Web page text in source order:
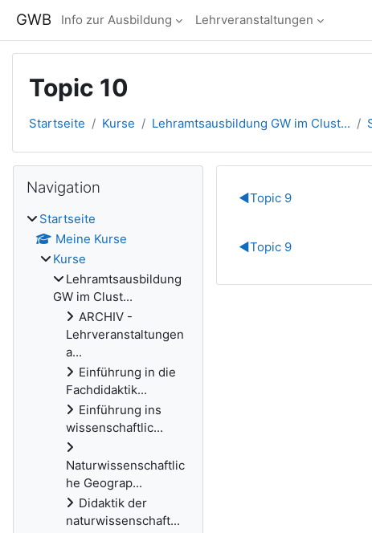
GWB Info zur Ausbildung Lehrveranstaltungen
Topic 10
Startseite Kurse Lehramtsausbildung GW im Clust...
◀︎Topic 9
◀︎Topic 9
Blöcke
Navigation
Startseite
Meine Kurse
Kurse
Lehramtsausbildung
GW im Clust...
ARCHIV -
Lehrveranstaltungen
a...
Einführung in die
Fachdidaktik...
Einführung ins
wissenschaftlic...
Naturwissenschaftlic
he Geograp...
Didaktik der
naturwissenschaft...